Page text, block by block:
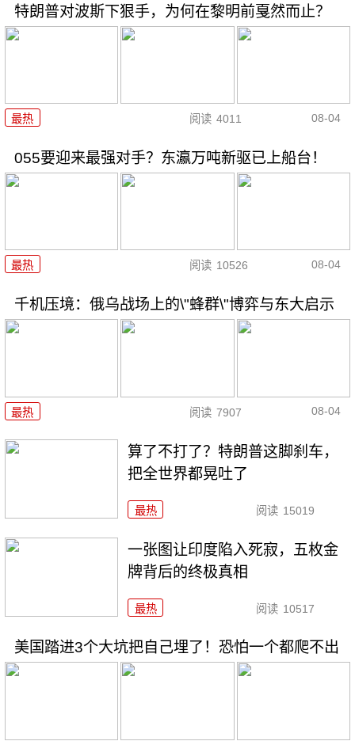
特朗普对波斯下狠手，为何在黎明前戛然而止？
最热 阅读 4011 08-04
055要迎来最强对手？东瀛万吨新驱已上船台！
最热 阅读 10526 08-04
千机压境：俄乌战场上的\"蜂群\"博弈与东大启示
最热 阅读 7907 08-04
算了不打了？特朗普这脚刹车，
把全世界都晃吐了
最热 阅读 15019
一张图让印度陷入死寂，五枚金
牌背后的终极真相
最热 阅读 10517
美国踏进3个大坑把自己埋了！恐怕一个都爬不出